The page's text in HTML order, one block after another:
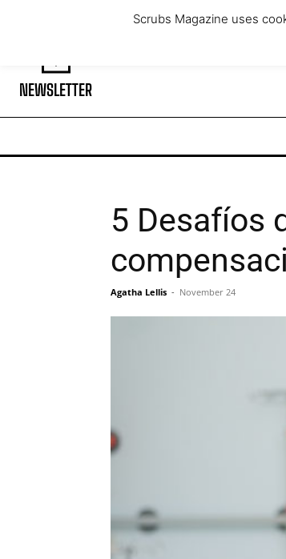
NEWSLETTER
5 Desafíos
Agatha Lellis - November 24
Scrubs Magazine uses